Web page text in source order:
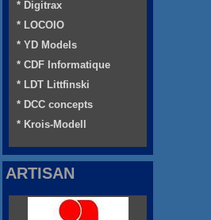
* Digitrax
* LOCOIO
* YD Models
* CDF Informatique
* LDT Littfinski
* DCC concepts
* Krois-Modell
ARTISAN